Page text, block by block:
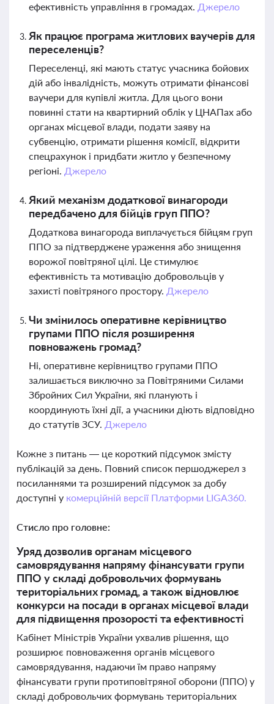
ефективність управління в громадах. Джерело
Як працює програма житлових ваучерів для
переселенців?
Переселенці, які мають статус учасника бойових
дій або інвалідність, можуть отримати фінансові
ваучери для купівлі житла. Для цього вони
повинні стати на квартирний облік у ЦНАПах або
органах місцевої влади, подати заяву на
субвенцію, отримати рішення комісії, відкрити
спецрахунок і придбати житло у безпечному
регіоні. Джерело
Який механізм додаткової винагороди
передбачено для бійців груп ППО?
Додаткова винагорода виплачується бійцям груп
ППО за підтверджене ураження або знищення
ворожої повітряної цілі. Це стимулює
ефективність та мотивацію добровольців у
захисті повітряного простору. Джерело
Чи змінилось оперативне керівництво
групами ППО після розширення
повноважень громад?
Ні, оперативне керівництво групами ППО
залишається виключно за Повітряними Силами
Збройних Сил України, які планують і
координують їхні дії, а учасники діють відповідно
до статутів ЗСУ. Джерело
Кожне з питань — це короткий підсумок змісту
публікацій за день. Повний список першоджерел з
посиланнями та розширений підсумок за добу
доступні у комерційній версії Платформи LIGA360.
Стисло про головне:
Уряд дозволив органам місцевого
самоврядування напряму фінансувати групи
ППО у складі добровольчих формувань
територіальних громад, а також відновлює
конкурси на посади в органах місцевої влади
для підвищення прозорості та ефективності
Кабінет Міністрів України ухвалив рішення, що
розширює повноваження органів місцевого
самоврядування, надаючи їм право напряму
фінансувати групи протиповітряної оборони (ППО) у
складі добровольчих формувань територіальних